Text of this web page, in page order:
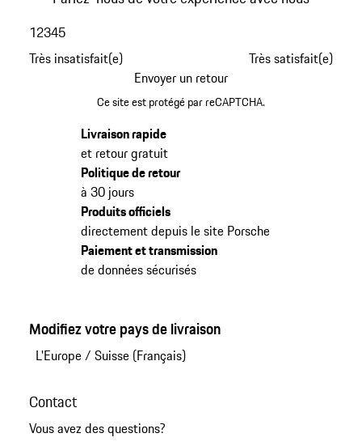
Très insatisfait(e)
12345
Très satisfait(e)
Envoyer un retour
Ce site est protégé par reCAPTCHA.
Livraison rapide
et retour gratuit
Politique de retour
à 30 jours
Produits officiels
directement depuis le site Porsche
Paiement et transmission
de données sécurisés
Modifiez votre pays de livraison
L'Europe/ Suisse (Français)
Contact
Vous avez des questions?